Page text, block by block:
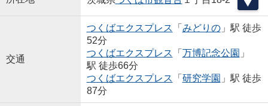
交通
つくばエクスプレス 「 みどりの」駅 徒歩
52分
つくばエクスプレス 「 万博記念公園 」
駅 徒歩66分
つくばエクスプレス 「 研究学園 」駅 徒歩
87分